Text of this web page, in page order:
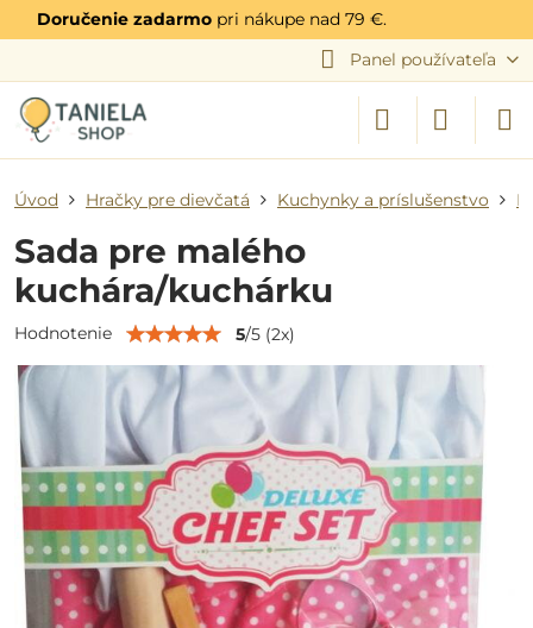
Doručenie zadarmo pri nákupe nad 79 €.
Panel používateľa
Úvod Hračky pre dievčatá Kuchynky a príslušenstvo
Sada pre malého
kuchára/kuchárku
Hodnotenie 5/5 (2x)